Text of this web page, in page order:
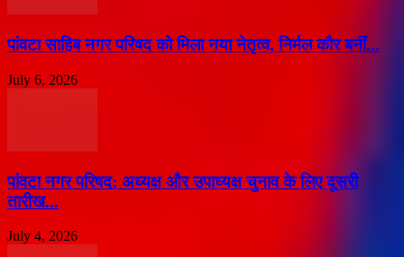
पांवटा साहिब नगर परिषद को मिला नया नेतृत्व, निर्मल कौर बनीं...
July 6, 2026
पांवटा नगर परिषद: अध्यक्ष और उपाध्यक्ष चुनाव के लिए दूसरी
तारीख...
July 4, 2026